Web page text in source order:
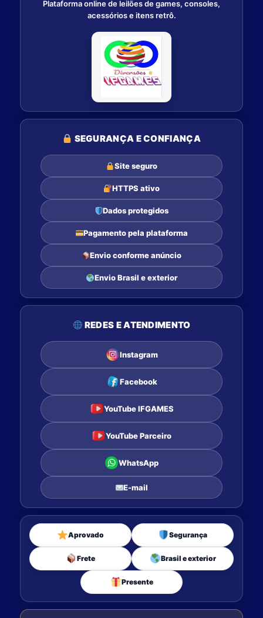
Plataforma online de leilões de games, consoles,
acessórios e itens retrô.
SEGURANÇA E CONFIANÇA
Site seguro
HTTPS ativo
Dados protegidos
Pagamento pela plataforma
Envio conforme anúncio
Envio Brasil e exterior
REDES E ATENDIMENTO
Instagram
Facebook
YouTube IFGAMES
YouTube Parceiro
WhatsApp
E-mail
Aprovado Segurança
Frete Brasil e exterior
Presente